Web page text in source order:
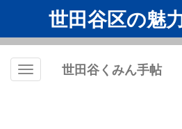
世田谷区の魅
Toggle
世田谷くみん手帖